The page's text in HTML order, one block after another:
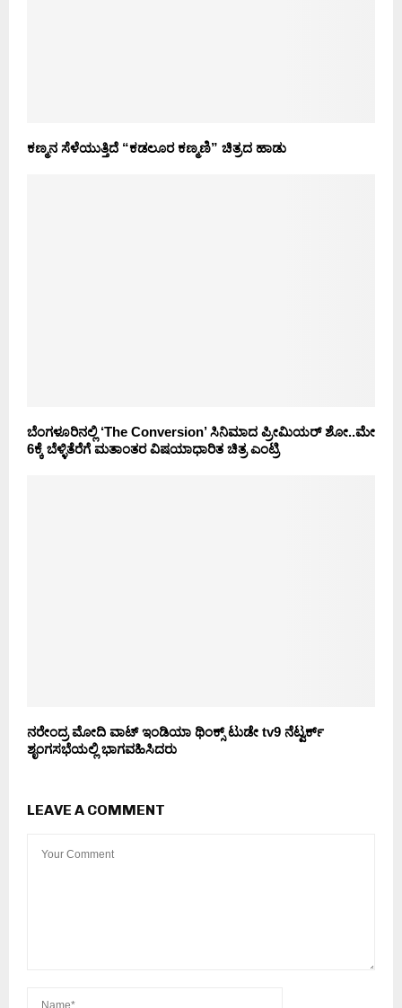
ಕಣ್ಮನ ಸೆಳೆಯುತ್ತಿದೆ “ಕಡಲೂರ ಕಣ್ಮಣಿ” ಚಿತ್ರದ ಹಾಡು
ಬೆಂಗಳೂರಿನಲ್ಲಿ ‘The Conversion’ ಸಿನಿಮಾದ ಪ್ರೀಮಿಯರ್ ಶೋ..ಮೇ
6ಕ್ಕೆ ಬೆಳ್ಳಿತೆರೆಗೆ ಮತಾಂತರ ವಿಷಯಾಧಾರಿತ ಚಿತ್ರ ಎಂಟ್ರಿ
ನರೇಂದ್ರ ಮೋದಿ ವಾಟ್ ಇಂಡಿಯಾ ಥಿಂಕ್ಸ್ ಟುಡೇ tv9 ನೆಟ್ವರ್ಕ್
ಶೃಂಗಸಭೆಯಲ್ಲಿ ಭಾಗವಹಿಸಿದರು
LEAVE A COMMENT